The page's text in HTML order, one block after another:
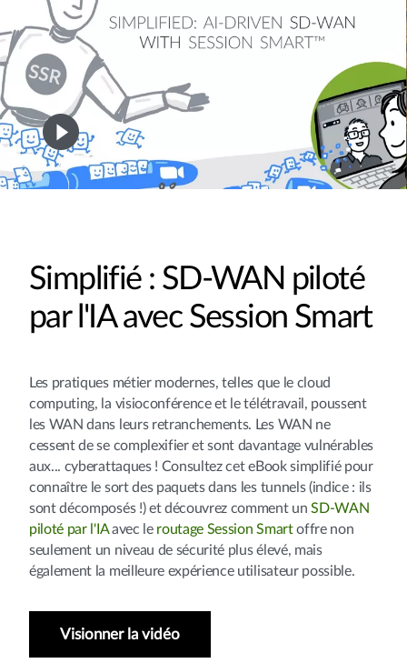
Simplifié : SD-WAN piloté
par l'IA avec Session Smart
Les pratiques métier modernes, telles que le cloud
computing, la visioconférence et le télétravail, poussent
les WAN dans leurs retranchements. Les WAN ne
cessent de se complexifier et sont davantage vulnérables
aux... cyberattaques ! Consultez cet eBook simplifié pour
connaître le sort des paquets dans les tunnels (indice : ils
sont décomposés !) et découvrez comment unSD-WAN
piloté par l'IAavec le routage Session Smartoffre non
seulement un niveau de sécurité plus élevé, mais
également la meilleure expérience utilisateur possible.
Visionner la vidéo